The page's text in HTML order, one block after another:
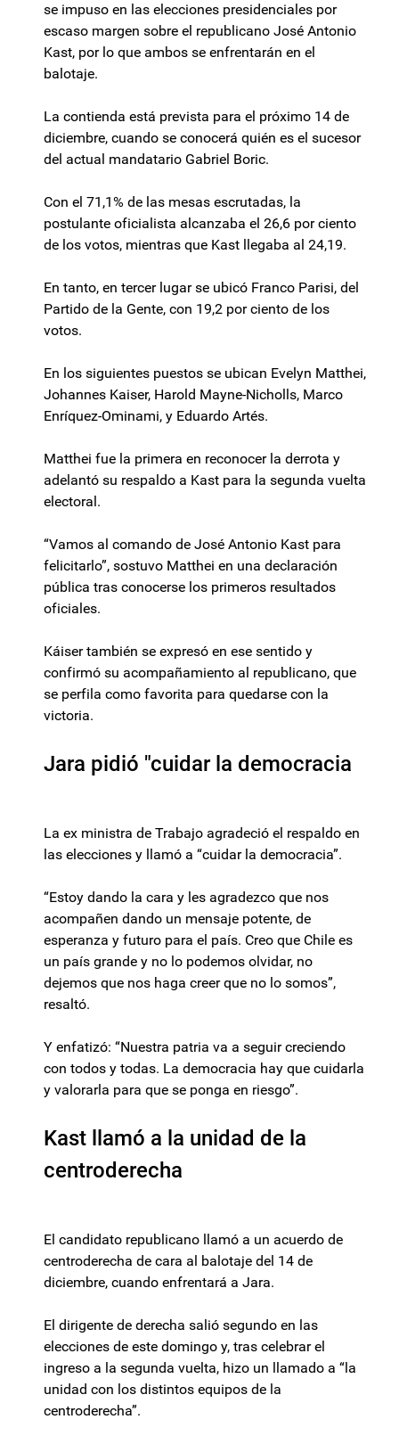
se impuso en las elecciones presidenciales por
escaso margen sobre el republicano José Antonio
Kast, por lo que ambos se enfrentarán en el
balotaje.
La contienda está prevista para el próximo 14 de
diciembre, cuando se conocerá quién es el sucesor
del actual mandatario Gabriel Boric.
Con el 71,1% de las mesas escrutadas, la
postulante oficialista alcanzaba el 26,6 por ciento
de los votos, mientras que Kast llegaba al 24,19.
En tanto, en tercer lugar se ubicó Franco Parisi, del
Partido de la Gente, con 19,2 por ciento de los
votos.
En los siguientes puestos se ubican Evelyn Matthei,
Johannes Kaiser, Harold Mayne-Nicholls, Marco
Enríquez-Ominami, y Eduardo Artés.
Matthei fue la primera en reconocer la derrota y
adelantó su respaldo a Kast para la segunda vuelta
electoral.
“Vamos al comando de José Antonio Kast para
felicitarlo”, sostuvo Matthei en una declaración
pública tras conocerse los primeros resultados
oficiales.
Káiser también se expresó en ese sentido y
confirmó su acompañamiento al republicano, que
se perfila como favorita para quedarse con la
victoria.
Jara pidió "cuidar la democracia
La ex ministra de Trabajo agradeció el respaldo en
las elecciones y llamó a “cuidar la democracia”.
“Estoy dando la cara y les agradezco que nos
acompañen dando un mensaje potente, de
esperanza y futuro para el país. Creo que Chile es
un país grande y no lo podemos olvidar, no
dejemos que nos haga creer que no lo somos”,
resaltó.
Y enfatizó: “Nuestra patria va a seguir creciendo
con todos y todas. La democracia hay que cuidarla
y valorarla para que se ponga en riesgo”.
Kast llamó a la unidad de la
centroderecha
El candidato republicano llamó a un acuerdo de
centroderecha de cara al balotaje del 14 de
diciembre, cuando enfrentará a Jara.
El dirigente de derecha salió segundo en las
elecciones de este domingo y, tras celebrar el
ingreso a la segunda vuelta, hizo un llamado a “la
unidad con los distintos equipos de la
centroderecha”.